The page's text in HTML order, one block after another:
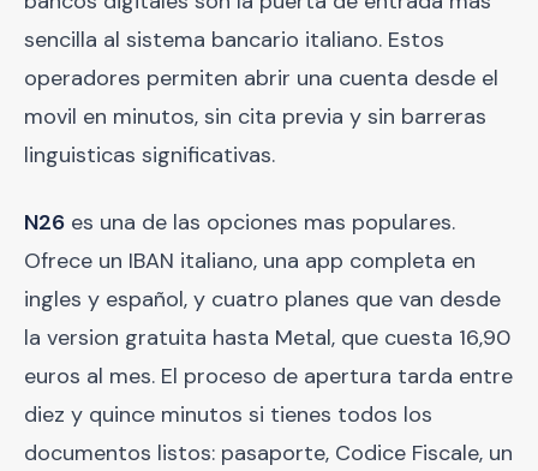
sencilla al sistema bancario italiano. Estos
operadores permiten abrir una cuenta desde el
movil en minutos, sin cita previa y sin barreras
linguisticas significativas.
N26 es una de las opciones mas populares.
Ofrece un IBAN italiano, una app completa en
ingles y español, y cuatro planes que van desde
la version gratuita hasta Metal, que cuesta 16,90
euros al mes. El proceso de apertura tarda entre
diez y quince minutos si tienes todos los
documentos listos: pasaporte, Codice Fiscale, un